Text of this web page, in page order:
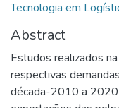
Tecnologia em
Abstract
Estudos realizados
respectivas
década-2010 a 2020